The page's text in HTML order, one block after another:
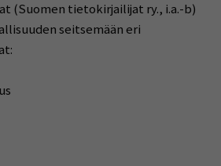
(Suomen tietokirjailijat ry., i.a.-b)
seitsemään eri